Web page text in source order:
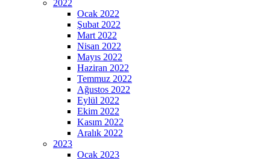
2022
Ocak 2022
Şubat 2022
Mart 2022
Nisan 2022
Mayıs 2022
Haziran 2022
Temmuz 2022
Ağustos 2022
Eylül 2022
Ekim 2022
Kasım 2022
Aralık 2022
2023
Ocak 2023